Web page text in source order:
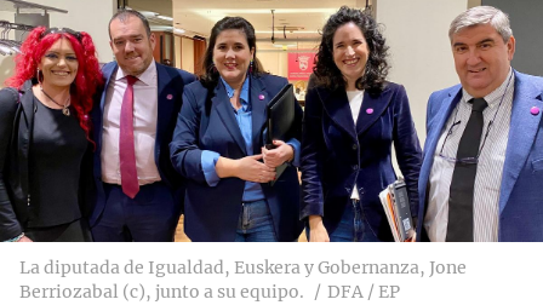
La diputada de Igualdad, Euskera y Gobernanza, Jone
Berriozabal (c), junto a su equipo.
DFA / EP